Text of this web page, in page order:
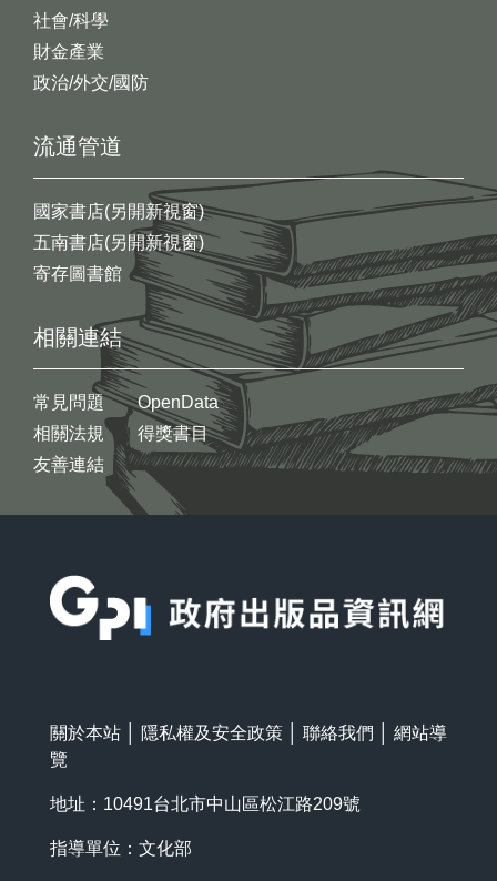
社會/科學
財金產業
政治/外交/國防
流通管道
國家書店(另開新視窗)
五南書店(另開新視窗)
寄存圖書館
相關連結
常見問題
相關法規
友善連結
OpenData
得獎書目
關於本站 隱私權及安全政策 聯絡我們
網站導
覽
地址：10491台北市中山區松江路209號
指導單位：文化部